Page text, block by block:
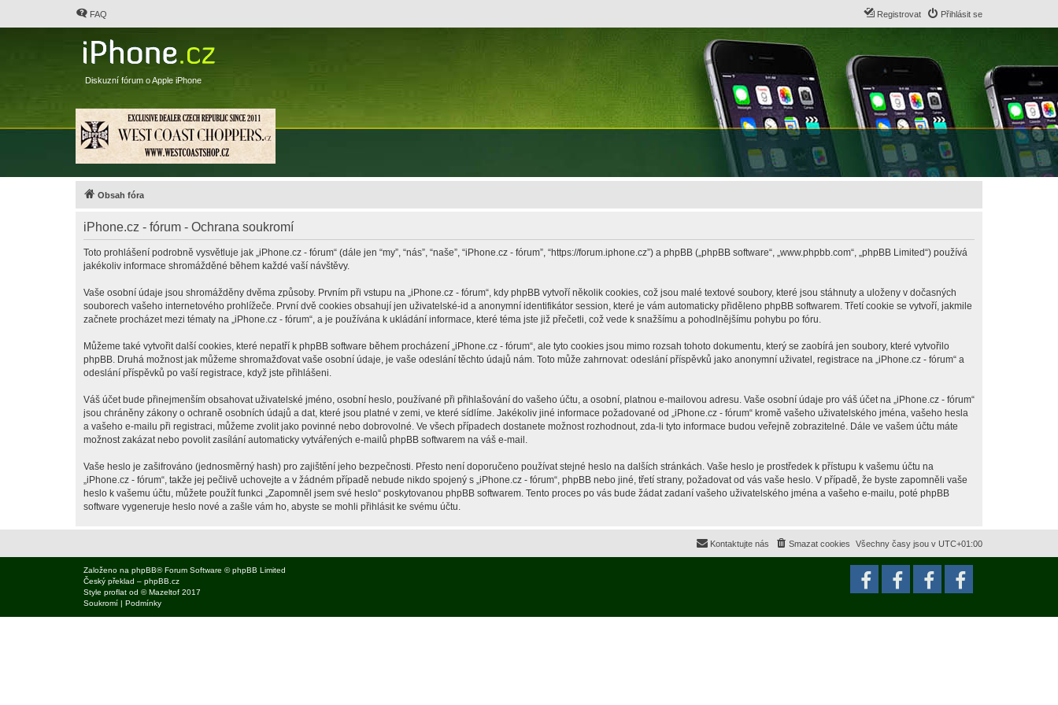
FAQ Přihlásit se
Registrovat
Diskuzní fórum o Apple iPhone
Obsah fóra
iPhone.cz - fórum - Ochrana soukromí
Toto prohlášení podrobně vysvětluje jak „iPhone.cz - fórum“ (dále jen “my”, “nás”, “naše”, “iPhone.cz - fórum”, “https://forum.iphone.cz”) a phpBB („phpBB software“, „www.phpbb.com“, „phpBB Limited“) používá
jakékoliv informace shromážděné během každé vaší návštěvy.
Vaše osobní údaje jsou shromážděny dvěma způsoby. Prvním při vstupu na „iPhone.cz - fórum“, kdy phpBB vytvoří několik cookies, což jsou malé textové soubory, které jsou stáhnuty a uloženy v dočasných
souborech vašeho internetového prohlížeče. První dvě cookies obsahují jen uživatelské-id a anonymní identifikátor session, které je vám automaticky přiděleno phpBB softwarem. Třetí cookie se vytvoří, jakmile
začnete procházet mezi tématy na „iPhone.cz - fórum“, a je používána k ukládání informace, které téma jste již přečetli, což vede k snažšímu a pohodlnějšímu pohybu po fóru.
Můžeme také vytvořit další cookies, které nepatří k phpBB software během procházení „iPhone.cz - fórum“, ale tyto cookies jsou mimo rozsah tohoto dokumentu, který se zaobírá jen soubory, které vytvořilo
phpBB. Druhá možnost jak můžeme shromažďovat vaše osobní údaje, je vaše odeslání těchto údajů nám. Toto může zahrnovat: odeslání příspěvků jako anonymní uživatel, registrace na „iPhone.cz - fórum“ a
odeslání příspěvků po vaší registrace, když jste přihlášeni.
Váš účet bude přinejmenším obsahovat uživatelské jméno, osobní heslo, používané při přihlašování do vašeho účtu, a osobní, platnou e-mailovou adresu. Vaše osobní údaje pro váš účet na „iPhone.cz - fórum“
jsou chráněny zákony o ochraně osobních údajů a dat, které jsou platné v zemi, ve které sídlíme. Jakékoliv jiné informace požadované od „iPhone.cz - fórum“ kromě vašeho uživatelského jména, vašeho hesla
a vašeho e-mailu při registraci, můžeme zvolit jako povinné nebo dobrovolné. Ve všech případech dostanete možnost rozhodnout, zda-li tyto informace budou veřejně zobrazitelné. Dále ve vašem účtu máte
možnost zakázat nebo povolit zasílání automaticky vytvářených e-mailů phpBB softwarem na váš e-mail.
Vaše heslo je zašifrováno (jednosměrný hash) pro zajištění jeho bezpečnosti. Přesto není doporučeno používat stejné heslo na dalších stránkách. Vaše heslo je prostředek k přístupu k vašemu účtu na
„iPhone.cz - fórum“, takže jej pečlivě uchovejte a v žádném případě nebude nikdo spojený s „iPhone.cz - fórum“, phpBB nebo jiné, třetí strany, požadovat od vás vaše heslo. V případě, že byste zapomněli vaše
heslo k vašemu účtu, můžete použít funkci „Zapomněl jsem své heslo“ poskytovanou phpBB softwarem. Tento proces po vás bude žádat zadaní vašeho uživatelského jména a vašeho e-mailu, poté phpBB
software vygeneruje heslo nové a zašle vám ho, abyste se mohli přihlásit ke svému účtu.
Všechny časy jsou v UTC+01:00
Smazat cookies
Kontaktujte nás
Založeno na phpBB® Forum Software © phpBB Limited
Český překlad – phpBB.cz
Style proflat od ©Mazeltof 2017
Soukromí | Podmínky